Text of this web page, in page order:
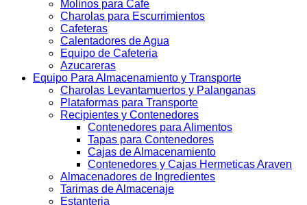
Molinos para Cafe
Charolas para Escurrimientos
Cafeteras
Calentadores de Agua
Equipo de Cafeteria
Azucareras
Equipo Para Almacenamiento y Transporte
Charolas Levantamuertos y Palanganas
Plataformas para Transporte
Recipientes y Contenedores
Contenedores para Alimentos
Tapas para Contenedores
Cajas de Almacenamiento
Contenedores y Cajas Hermeticas Araven
Almacenadores de Ingredientes
Tarimas de Almacenaje
Estanteria